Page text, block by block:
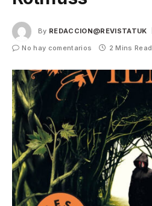
By REDACCION@REVISTATUK
No hay comentarios
2 Mins Read